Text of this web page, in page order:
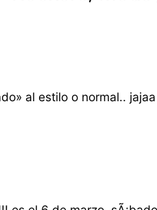
al estilo o normal.. jajaa